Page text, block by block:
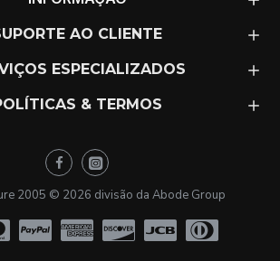
AO CLIENTE
ESPECIALIZADOS
& TERMOS
2005 © 2026 divisão da Abode Group